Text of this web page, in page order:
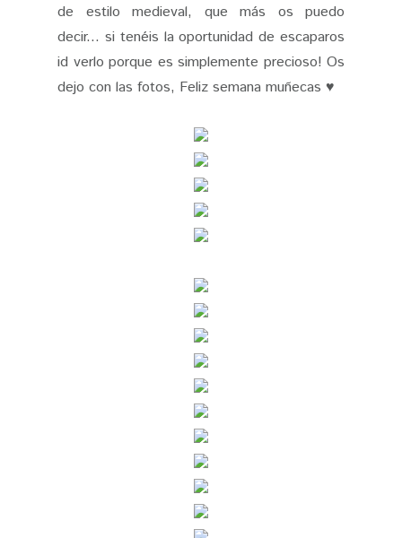
de estilo medieval, que más os puedo
decir... si tenéis la oportunidad de escaparos
id verlo porque es simplemente precioso! Os
dejo con las fotos, Feliz semana muñecas ♥